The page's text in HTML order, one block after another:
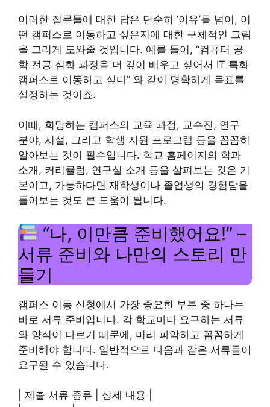
이러한 질문들에 대한 답은 단순히 ‘이유’를 넘어, 어
떤 캠퍼스로 이동하고 싶은지에 대한 구체적인 그림
을 그리게 도와줄 것입니다. 예를 들어, “컴퓨터 공
학 전공 심화 과정을 더 깊이 배우고 싶어서 IT 특화
캠퍼스로 이동하고 싶다” 와 같이 명확하게 목표를
설정하는 것이죠.
이때, 희망하는 캠퍼스의 교육 과정, 교수진, 연구
분야, 시설, 그리고 학생 지원 프로그램 등을 꼼꼼히
알아보는 것이 필수입니다. 학교 홈페이지의 학과
소개, 커리큘럼, 연구실 소개 등을 살펴보는 것은 기
본이고, 가능하다면 재학생이나 졸업생의 경험담을
들어보는 것도 큰 도움이 됩니다.
“나, 이만큼 준비했어요!” –
서류 준비와 나만의 스토리 만
들기
캠퍼스 이동 신청에서 가장 중요한 부분 중 하나는
바로 서류 준비입니다. 각 학교마다 요구하는 서류
와 양식이 다르기 때문에, 미리 파악하고 꼼꼼하게
준비해야 합니다. 일반적으로 다음과 같은 서류들이
요구될 수 있습니다.
| 제출 서류 종류 | 상세 내용 |